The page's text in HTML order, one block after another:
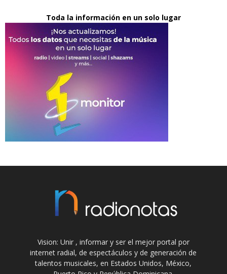
Toda la información en un solo lugar
Vision: Unir , informar y ser el mejor portal por
internet radial, de espectáculos y de generación de
talentos musicales, en Estados Unidos, México,